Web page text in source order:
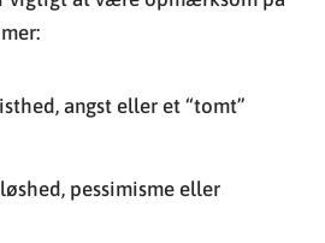
pessimisme eller
frustration, selv over små
eller glæde ved hobbyer og